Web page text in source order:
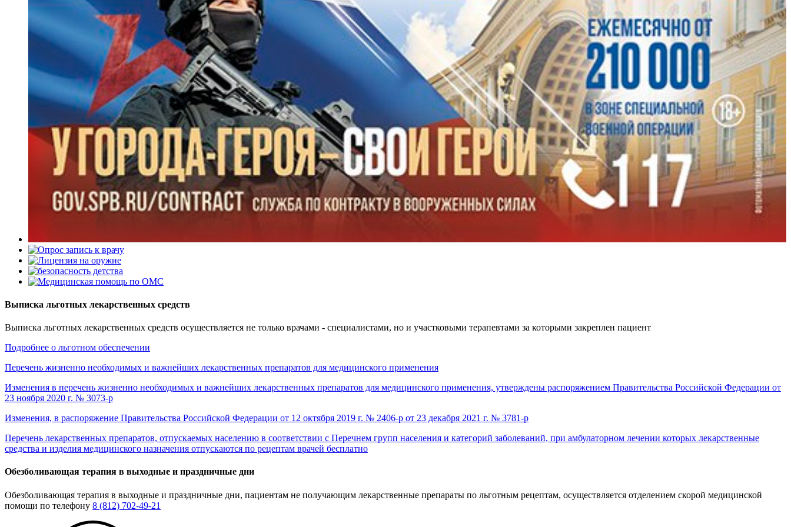
Выписка льготных лекарственных средств
Выписка льготных лекарственных средств осуществляется не только врачами - специалистами, но и участковыми терапевтами за которыми закреплен пациент
Подробнее о льготном обеспечении
Перечень жизненно необходимых и важнейших лекарственных препаратов для медицинского применения
Изменения в перечень жизненно необходимых и важнейших лекарственных препаратов для медицинского применения, утверждены распоряжением Правительства Российской Федерации от
23 ноября 2020 г. № 3073-р
Изменения, в распоряжение Правительства Российской Федерации от 12 октября 2019 г. № 2406-р от 23 декабря 2021 г. № 3781-р
Перечень лекарственных препаратов, отпускаемых населению в соответствии с Перечнем групп населения и категорий заболеваний, при амбулаторном лечении которых лекарственные
средства и изделия медицинского назначения отпускаются по рецептам врачей бесплатно
Обезболивающая терапия в выходные и праздничные дни
Обезболивающая терапия в выходные и праздничные дни, пациентам не получающим лекарственные препараты по льготным рецептам, осуществляется отделением скорой медицинской
помощи по телефону 8 (812) 702-49-21